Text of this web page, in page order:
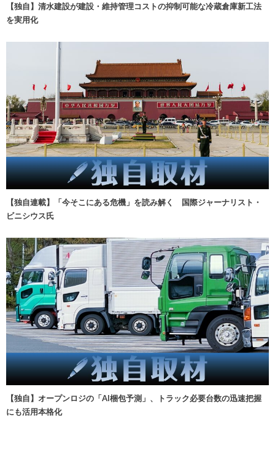
【独自】清水建設が建設・維持管理コストの抑制可能な冷蔵倉庫新工法
を実用化
【独自連載】「今そこにある危機」を読み解く 国際ジャーナリスト・
ビニシウス氏
【独自】オープンロジの「AI梱包予測」、トラック必要台数の迅速把握
にも活用本格化